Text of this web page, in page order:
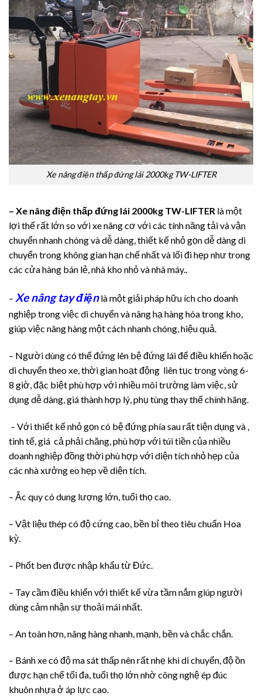
Xe nâng điện thấp đứng lái 2000kg TW-LIFTER
– Xe nâng điện thấp đứng lái 2000kg TW-LIFTER là một
lợi thế rất lớn so với xe nâng cơ với các tính năng tải và vận
chuyển nhanh chóng và dễ dàng, thiết kế nhỏ gọn dễ dàng di
chuyển trong không gian hạn chế nhất và lối đi hẹp như trong
các cửa hàng bán lẻ, nhà kho nhỏ và nhà máy..
– Xe nâng tay điệnlà một giải pháp hữu ích cho doanh
nghiệp trong việc di chuyển và nâng hạ hàng hóa trong kho,
giúp việc nâng hàng một cách nhanh chóng, hiệu quả.
– Người dùng có thể đứng lên bệ đứng lái để điều khiển hoặc
di chuyển theo xe, thời gian hoạt động liên tục trong vòng 6-
8 giờ, đặc biệt phù hợp với nhiều môi trường làm việc, sử
dụng dễ dàng, giá thành hợp lý, phụ tùng thay thế chính hãng.
– Với thiết kế nhỏ gọn có bệ đứng phía sau rất tiện dụng và ,
tinh tế, giá cả phải chăng, phù hợp với túi tiền của nhiều
doanh nghiệp đồng thời phù hợp với diện tích nhỏ hẹp của
các nhà xưởng eo hẹp về diện tích.
– Ắc quy có dung lượng lớn, tuổi thọ cao.
– Vật liệu thép có độ cứng cao, bền bỉ theo tiêu chuẩn Hoa
kỳ.
– Phốt ben được nhập khẩu từ Đức.
– Tay cầm điều khiển với thiết kế vừa tầm nắm giúp người
dùng cảm nhận sự thoải mái nhất.
– An toàn hơn, nâng hàng nhanh, mạnh, bền và chắc chắn.
– Bánh xe có độ ma sát thấp nên rất nhẹ khi di chuyển, độ ồn
được hạn chế tối đa, tuổi thọ lớn nhờ công nghệ ép đúc
khuôn nhựa ở áp lực cao.